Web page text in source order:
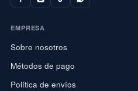
EMPRESA
Sobre nosotros
Métodos de pago
Política de envíos